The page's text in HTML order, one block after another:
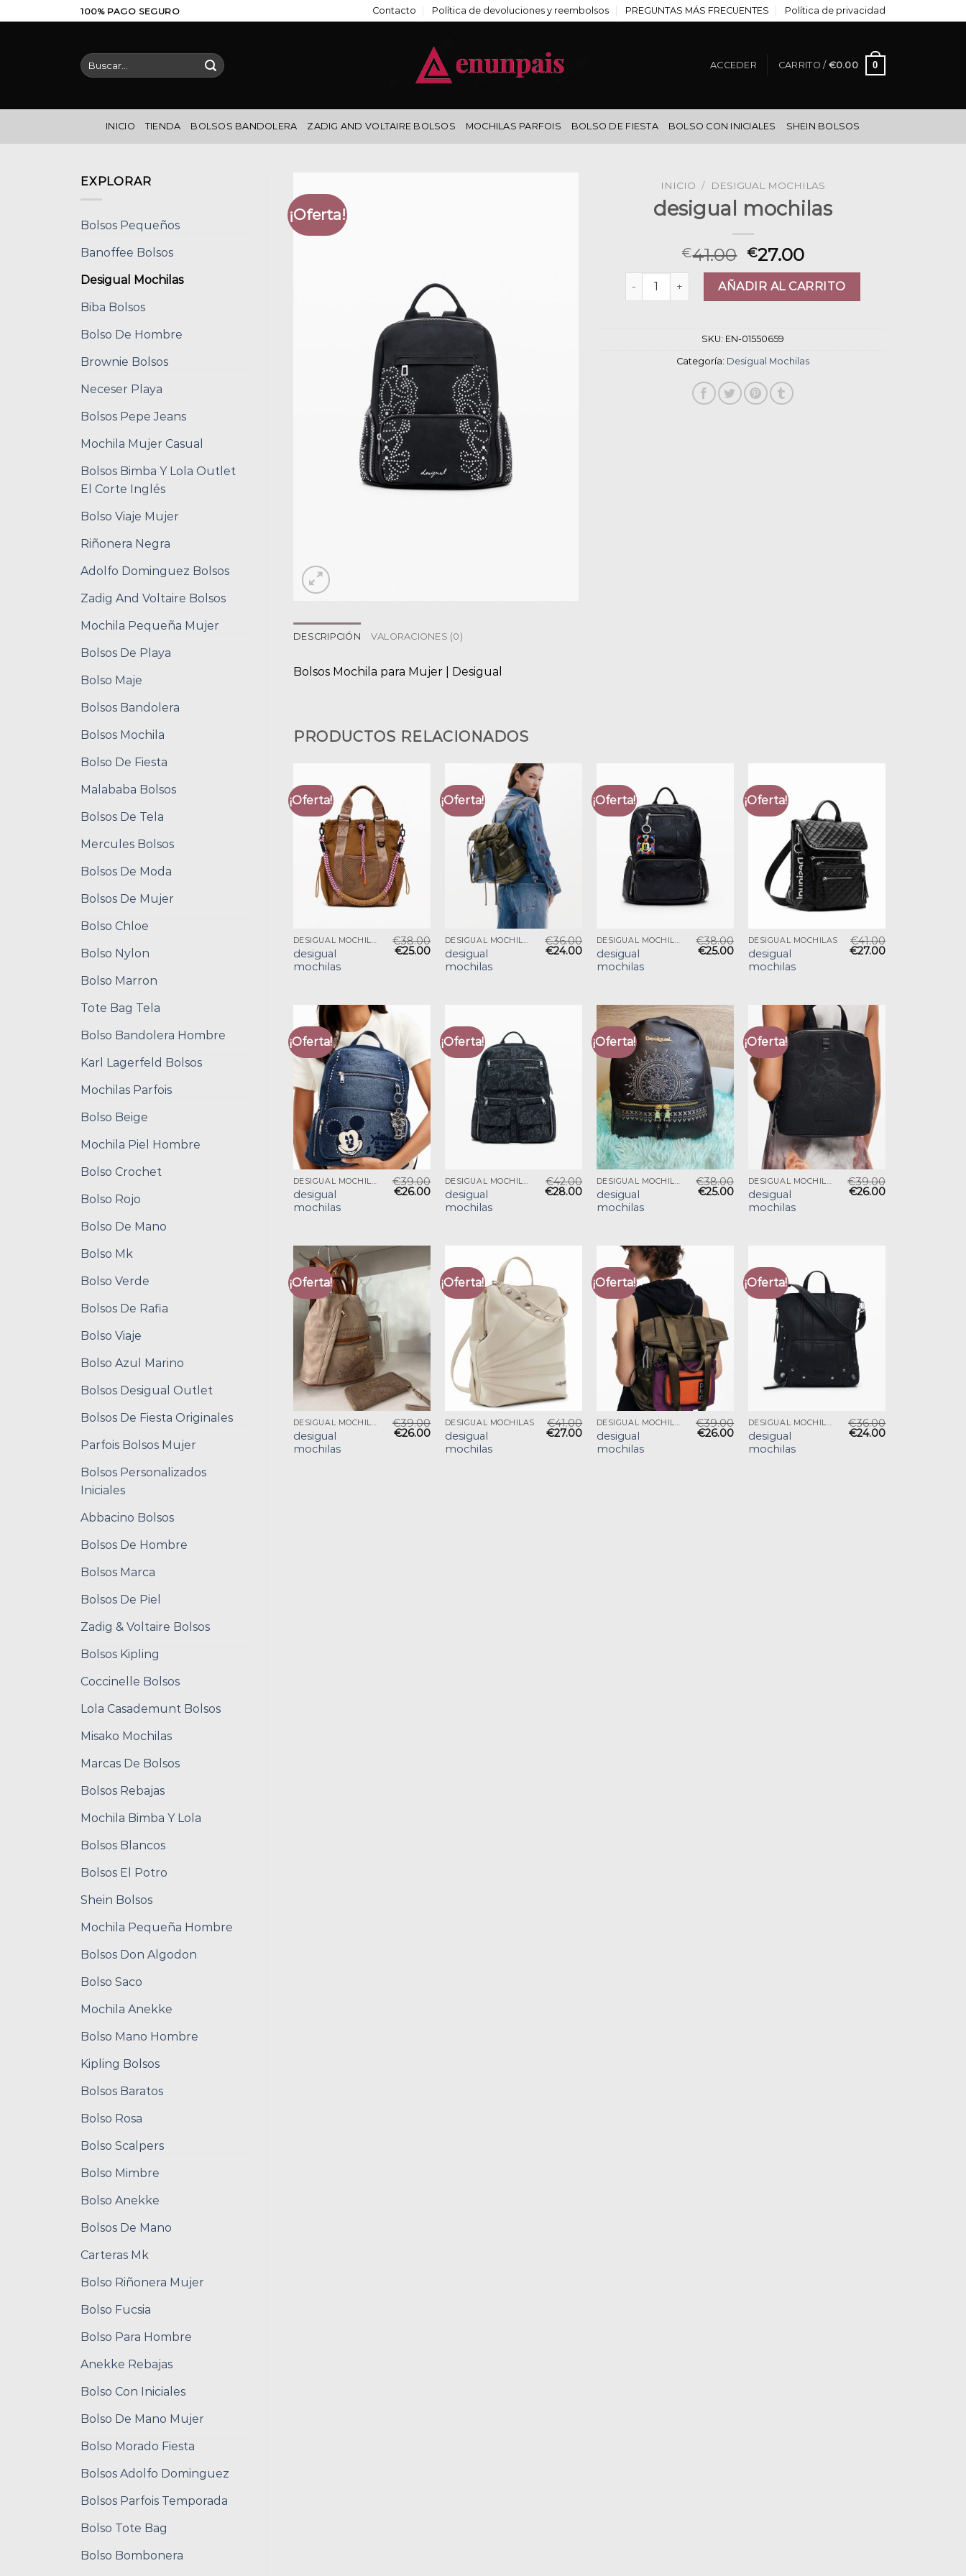
al
100% PAGO SEGURO Contacto Política de devoluciones y reembolsos PREGUNTAS MÁS FRECUENTES Política de privacidad
Buscar
por:
ACCEDER CARRITO / €0.00 0
INICIO TIENDA BOLSOS BANDOLERA ZADIG AND VOLTAIRE BOLSOS MOCHILAS PARFOIS BOLSO DE FIESTA BOLSO CON INICIALES SHEIN BOLSOS
EXPLORAR
Bolsos Pequeños
Banoffee Bolsos
Desigual Mochilas
Biba Bolsos
Bolso De Hombre
Brownie Bolsos
Neceser Playa
Bolsos Pepe Jeans
Mochila Mujer Casual
Bolsos Bimba Y Lola Outlet
El Corte Inglés
Bolso Viaje Mujer
Riñonera Negra
Adolfo Dominguez Bolsos
Zadig And Voltaire Bolsos
Mochila Pequeña Mujer
Bolsos De Playa
Bolso Maje
Bolsos Bandolera
Bolsos Mochila
Bolso De Fiesta
Malababa Bolsos
Bolsos De Tela
Mercules Bolsos
Bolsos De Moda
Bolsos De Mujer
Bolso Chloe
Bolso Nylon
Bolso Marron
Tote Bag Tela
Bolso Bandolera Hombre
Karl Lagerfeld Bolsos
Mochilas Parfois
Bolso Beige
Mochila Piel Hombre
Bolso Crochet
Bolso Rojo
Bolso De Mano
Bolso Mk
Bolso Verde
Bolsos De Rafia
Bolso Viaje
Bolso Azul Marino
Bolsos Desigual Outlet
Bolsos De Fiesta Originales
Parfois Bolsos Mujer
Bolsos Personalizados
Iniciales
Abbacino Bolsos
Bolsos De Hombre
Bolsos Marca
Bolsos De Piel
Zadig & Voltaire Bolsos
Bolsos Kipling
Coccinelle Bolsos
Lola Casademunt Bolsos
Misako Mochilas
Marcas De Bolsos
Bolsos Rebajas
Mochila Bimba Y Lola
Bolsos Blancos
Bolsos El Potro
Shein Bolsos
Mochila Pequeña Hombre
Bolsos Don Algodon
Bolso Saco
Mochila Anekke
Bolso Mano Hombre
Kipling Bolsos
Bolsos Baratos
Bolso Rosa
Bolso Scalpers
Bolso Mimbre
Bolso Anekke
Bolsos De Mano
Carteras Mk
Bolso Riñonera Mujer
Bolso Fucsia
Bolso Para Hombre
Anekke Rebajas
Bolso Con Iniciales
Bolso De Mano Mujer
Bolso Morado Fiesta
Bolsos Adolfo Dominguez
Bolsos Parfois Temporada
Bolso Tote Bag
Bolso Bombonera
¡Oferta!
INICIO / DESIGUAL MOCHILAS
desigual mochilas
€41.00 €27.00
desigual mochilas cantidadAÑADIR AL CARRITO
SKU: EN-01550659
Categoría: Desigual Mochilas
DESCRIPCIÓN VALORACIONES (0)
Bolsos Mochila para Mujer | Desigual
PRODUCTOS RELACIONADOS
¡Oferta!
DESIGUAL MOCHILAS
desigual
mochilas
€38.00
€25.00
¡Oferta!
DESIGUAL MOCHILAS
desigual
mochilas
€36.00
€24.00
¡Oferta!
DESIGUAL MOCHILAS
desigual
mochilas
€38.00
€25.00
¡Oferta!
DESIGUAL MOCHILAS
desigual
mochilas
€41.00
€27.00
¡Oferta!
DESIGUAL MOCHILAS
desigual
mochilas
€39.00
€26.00
¡Oferta!
DESIGUAL MOCHILAS
desigual
mochilas
€42.00
€28.00
¡Oferta!
DESIGUAL MOCHILAS
desigual
mochilas
€38.00
€25.00
¡Oferta!
DESIGUAL MOCHILAS
desigual
mochilas
€39.00
€26.00
¡Oferta!
DESIGUAL MOCHILAS
desigual
mochilas
€39.00
€26.00
¡Oferta!
DESIGUAL MOCHILAS
desigual
mochilas
€41.00
€27.00
¡Oferta!
DESIGUAL MOCHILAS
desigual
mochilas
€39.00
€26.00
¡Oferta!
DESIGUAL MOCHILAS
desigual
mochilas
€36.00
€24.00